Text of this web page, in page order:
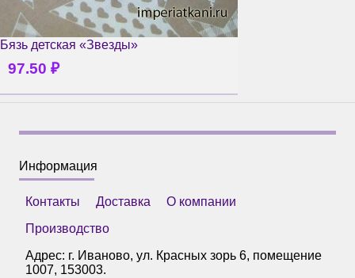
Бязь детская «Звезды»
97.50 ₽
Информация
Контакты Доставка
О компании
Производство
Адрес: г. Иваново, ул. Красных зорь 6, помещение
1007, 153003.